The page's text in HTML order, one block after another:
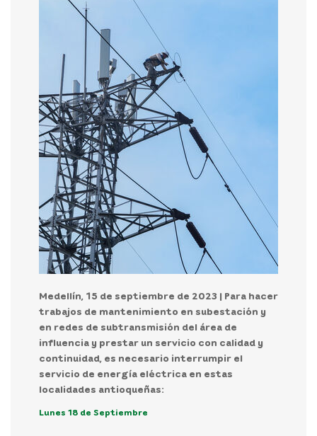
Medellín, 15 de septiembre de 2023 | Para hacer
trabajos de mantenimiento en subestación y
en redes de subtransmisión del área de
influencia y prestar un servicio con calidad y
continuidad, es necesario interrumpir el
servicio de energía eléctrica en estas
localidades antioqueñas:
Lunes 18 de Septiembre